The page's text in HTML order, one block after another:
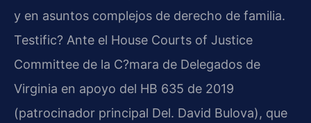
y en asuntos complejos de derecho de familia.
Testific? Ante el House Courts of Justice
Committee de la C?mara de Delegados de
Virginia en apoyo del HB 635 de 2019
(patrocinador principal Del. David Bulova), que